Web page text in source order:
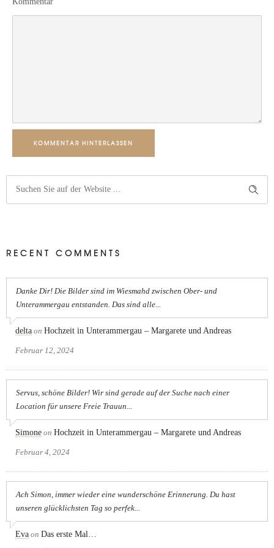
KOMMENTAR HINTERLASSEN
RECENT COMMENTS
Danke Dir! Die Bilder sind im Wiesmahd zwischen Ober- und
Unterammergau entstanden. Das sind alle...
delta on Hochzeit in Unterammergau – Margarete und Andreas
Februar 12, 2024
Servus, schöne Bilder! Wir sind gerade auf der Suche nach einer
Location für unsere Freie Trauun...
Simone on Hochzeit in Unterammergau – Margarete und Andreas
Februar 4, 2024
Ach Simon, immer wieder eine wunderschöne Erinnerung. Du hast
unseren glücklichsten Tag so perfek...
Eva on Das erste Mal…